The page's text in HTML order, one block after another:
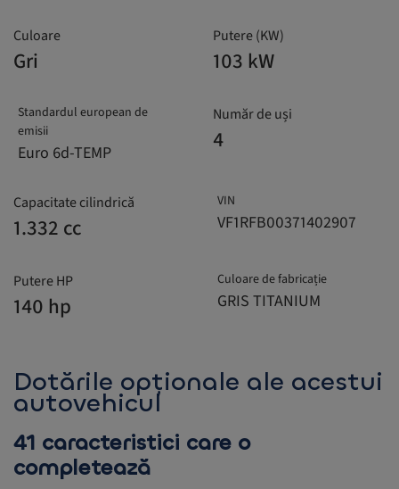
Culoare
Gri
Putere (KW)
103 kW
Standardul european de
emisii
Euro 6d-TEMP
Număr de uși
4
Capacitate cilindrică
1.332 cc
VIN
VF1RFB00371402907
Putere HP
140 hp
Culoare de fabricație
GRIS TITANIUM
Dotările opționale ale acestui
autovehicul
41 caracteristici care o
completează